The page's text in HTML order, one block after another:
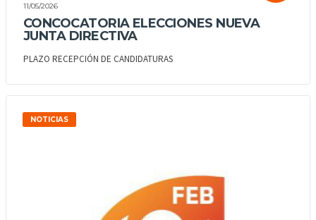
11/05/2026
CONCOCATORIA ELECCIONES NUEVA
JUNTA DIRECTIVA
PLAZO RECEPCIÓN DE CANDIDATURAS
NOTICIAS